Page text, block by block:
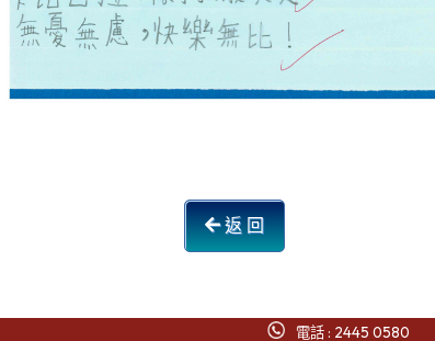
返 回
電話 : 2445 0580